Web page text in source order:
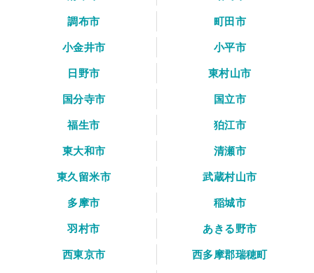
調布市
町田市
小金井市
小平市
日野市
東村山市
国分寺市
国立市
福生市
狛江市
東大和市
清瀬市
東久留米市
武蔵村山市
多摩市
稲城市
羽村市
あきる野市
西東京市
西多摩郡瑞穂町